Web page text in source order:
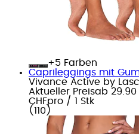
+
Farben
Caprileggings mit
Vivance Active by
Aktueller Preisab 29.90
CHFpro / 1 Stk
( 110 )